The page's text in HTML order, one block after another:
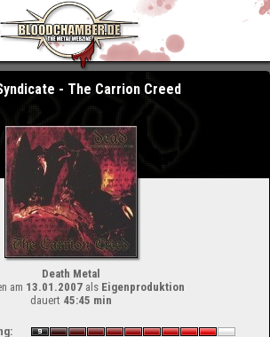
- The Carrion Creed
Death Metal
am 13.01.2007als Eigenproduktion
dauert 45:45 min